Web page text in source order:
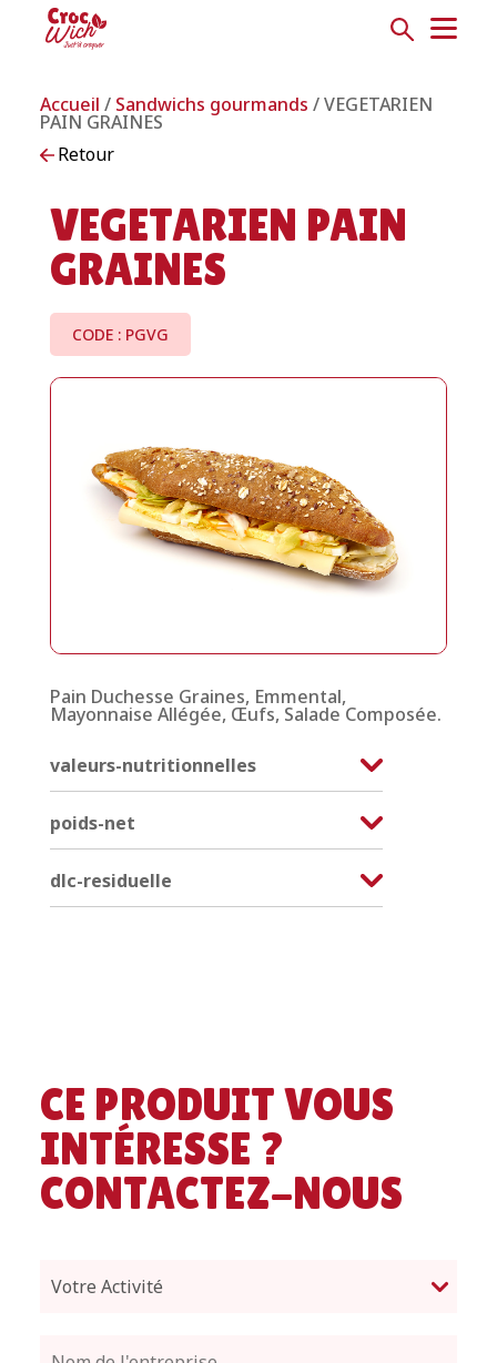
Accueil / Sandwichs gourmands / VEGETARIEN
PAIN GRAINES
Retour
VEGETARIEN PAIN
GRAINES
CODE : PGVG
Pain Duchesse Graines, Emmental,
Mayonnaise Allégée, Œufs, Salade Composée.
valeurs-nutritionnelles
poids-net
dlc-residuelle
CE PRODUIT VOUS
INTÉRESSE ?
CONTACTEZ-NOUS